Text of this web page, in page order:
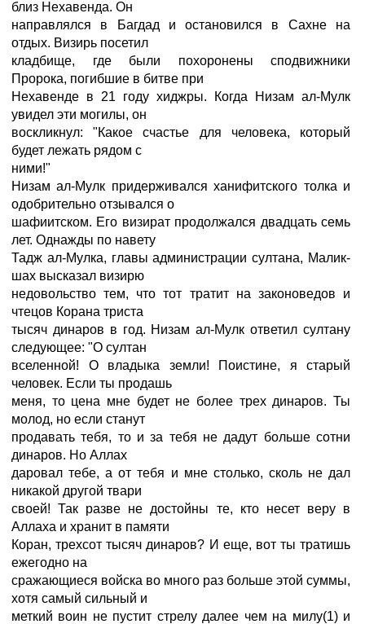
близ Нехавенда. Он
направлялся в Багдад и остановился в Сахне на
отдых. Визирь посетил
кладбище, где были похоронены сподвижники
Пророка, погибшие в битве при
Нехавенде в 21 году хиджры. Когда Низам ал-Мулк
увидел эти могилы, он
воскликнул: "Какое счастье для человека, который
будет лежать рядом с
ними!"
Низам ал-Мулк придерживался ханифитского толка и
одобрительно отзывался о
шафиитском. Его визират продолжался двадцать семь
лет. Однажды по навету
Тадж ал-Мулка, главы администрации султана, Малик-
шах высказал визирю
недовольство тем, что тот тратит на законоведов и
чтецов Корана триста
тысяч динаров в год. Низам ал-Мулк ответил султану
следующее: "О султан
вселенной! О владыка земли! Поистине, я старый
человек. Если ты продашь
меня, то цена мне будет не более трех динаров. Ты
молод, но если станут
продавать тебя, то и за тебя не дадут больше сотни
динаров. Но Аллах
даровал тебе, а от тебя и мне столько, сколь не дал
никакой другой твари
своей! Так разве не достойны те, кто несет веру в
Аллаха и хранит в памяти
Коран, трехсот тысяч динаров? И еще, вот ты тратишь
ежегодно на
сражающиеся войска во много раз больше этой суммы,
хотя самый сильный и
меткий воин не пустит стрелу далее чем на милу(1) и